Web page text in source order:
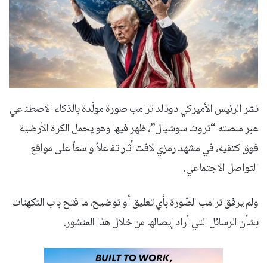
نشر الرئيس الأميركي دونالد ترامب صورة مولّدة بالذكاء الاصطناعي
عبر منصته “تروث سوشيال”، ظهر فيها وهو يحمل الكرة الأرضية
فوق كتفيه، في مشهد رمزي لافت أثار تفاعلاً واسعاً على مواقع
التواصل الاجتماعي.
ولم يرفق ترامب الصّورة بأي تعليق أو توضيح، ما فتح باب التكهنات
بشأن الرسائل التي أراد إيصالها من خلال هذا المنشور.